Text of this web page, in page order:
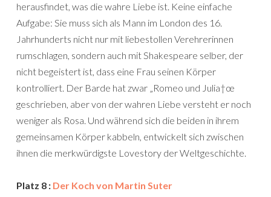
herausfindet, was die wahre Liebe ist. Keine einfache
Aufgabe: Sie muss sich als Mann im London des 16.
Jahrhunderts nicht nur mit liebestollen Verehrerinnen
rumschlagen, sondern auch mit Shakespeare selber, der
nicht begeistert ist, dass eine Frau seinen Körper
kontrolliert. Der Barde hat zwar „Romeo und Julia†œ
geschrieben, aber von der wahren Liebe versteht er noch
weniger als Rosa. Und während sich die beiden in ihrem
gemeinsamen Körper kabbeln, entwickelt sich zwischen
ihnen die merkwürdigste Lovestory der Weltgeschichte.
Platz 8 : Der Koch von Martin Suter